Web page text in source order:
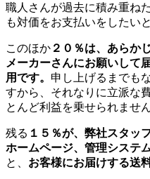
職人さんが過去に積み重ね
も対価をお支払いをしたい
このほか ２０％は、あらか
メーカーさんにお願いして
用です。 申し上げるまでも
すから、それなりに立派な
とんど利益を乗せられません
残る １５％が、弊社スタッ
ホームページ、管理システ
と、 お客様にお届けする送